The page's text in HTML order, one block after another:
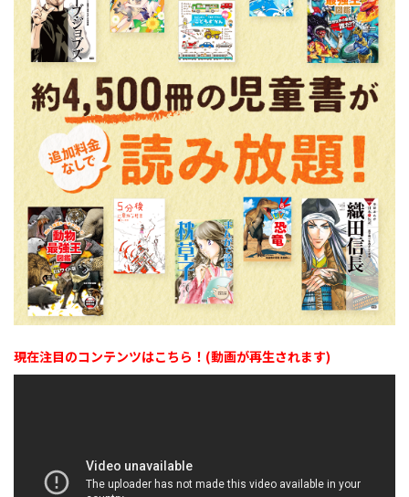
現在注目のコンテンツはこちら！(動画が再生されます)